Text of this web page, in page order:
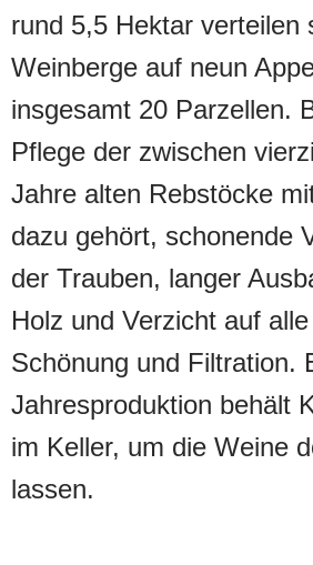
rund 5,5 Hektar verteilen
Weinberge auf neun
insgesamt 20 Parzellen.
Pflege der zwischen
Jahre alten Rebstöcke
dazu gehört, schonende
der Trauben, langer
Holz und Verzicht auf
Schönung und Filtration.
Jahresproduktion behält
im Keller, um die Weine
lassen.